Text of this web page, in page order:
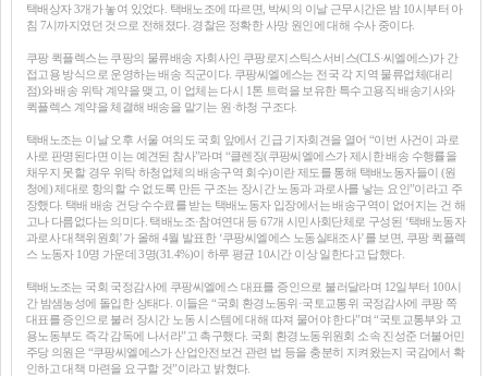
택배상자 3개가 놓여 있었다. 택배노조에 따르면, 박씨의 이날 근무시간은 밤 10시부터 아
침 7시까지였던 것으로 전해졌다. 경찰은 정확한 사망 원인에 대해 수사 중이다.
쿠팡 퀵플렉스는 쿠팡의 물류배송 자회사인 쿠팡로지스틱스서비스(CLS·씨엘에스)가 간
접고용 방식으로 운영하는 배송 직군이다. 쿠팡씨엘에스는 전국 각 지역 물류업체(대리
점)와 배송 위탁 계약을 맺고, 이 업체는 다시 1톤 트럭을 보유한 특수고용직 배송기사와
퀵플렉스 계약을 체결해 배송을 맡기는 원·하청 구조다.
택배노조는 이날 오후 서울 여의도 국회 앞에서 긴급 기자회견을 열어 “이번 사건이 과로
사로 판명된다면 이는 예견된 참사”라며 “클렌징(쿠팡씨엘에스가 제시한 배송 수행률을
채우지 못할 경우 위탁 하청업체의 배송구역 회수)이란 제도를 통해 택배노동자들이 (원
청에) 제대로 항의할 수 없도록 만든 구조는 장시간 노동과 과로사를 낳는 요인”이라고 주
장했다. 택배 배송 건당 수수료를 받는 택배노동자 입장에서는 배송구역이 없어지는 건 해
고나 다름없다는 의미다. 택배노조·참여연대 등 67개 시민사회단체로 구성된 ‘택배노동자
과로사 대책위원회’가 올해 4월 발표한 ‘쿠팡씨엘에스 노동실태조사’를 보면, 쿠팡 퀵플렉
스 노동자 10명 가운데 3명(31.4%)이 하루 평균 10시간 이상 일한다고 답했다.
택배노조는 국회 국정감사에 쿠팡씨엘에스 대표를 증인으로 불러달라며 12일부터 100시
간 밤샘농성에 돌입한 상태다. 이들은 “국회 환경노동위·국토교통위 국정감사에 쿠팡 쪽
대표를 증인으로 불러 장시간 노동 시스템에 대해 따져 물어야 한다”며 “국토교통부와 고
용노동부도 즉각 감독에 나서라”고 촉구했다. 국회 환경노동위원회 소속 진성준 더불어민
주당 의원은 “쿠팡씨엘에스가 산업안전보건 관련 법 등을 충분히 지켜왔는지 국감에서 확
인하고 대책 마련을 요구할 것”이라고 밝혔다.